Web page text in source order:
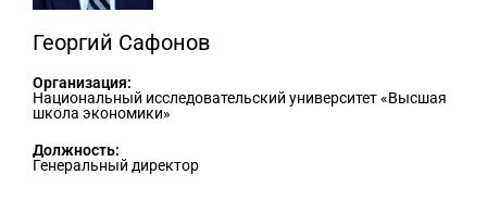
Георгий Сафонов
Организация:
Национальный исследовательский университет «Высшая
школа экономики»
Должность:
Генеральный директор